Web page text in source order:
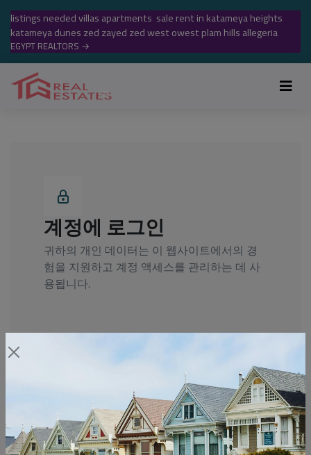
listings needed villas apartments sale rent in katameya heights
katameya dunes zed zayed zed west owest plam hills allegeria
EGYPT REALTORS →
계정에 로그인
귀하의 개인 데이터는 이 웹사이트에서의 경
험을 지원하고 계정 액세스를 관리하는 데 사
용됩니다.